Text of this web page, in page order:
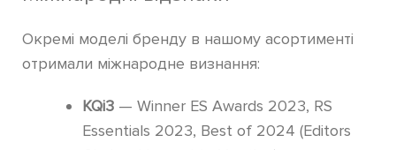
Окремі моделі бренду в нашому асортименті
отримали міжнародне визнання:
KQi3 — Winner ES Awards 2023, RS
Essentials 2023, Best of 2024 (Editors